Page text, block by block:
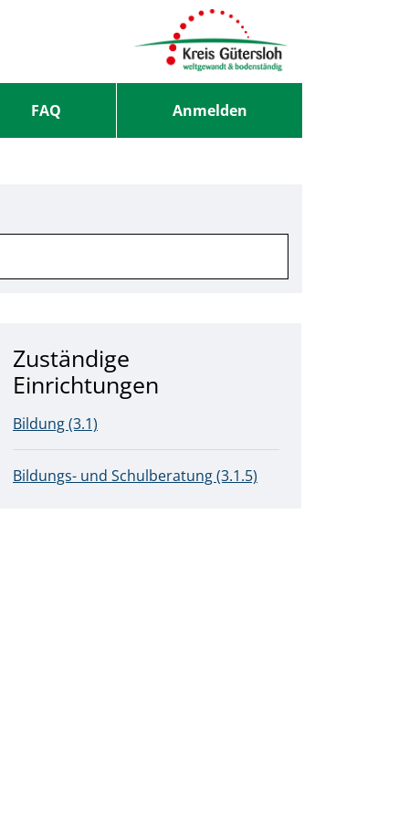
FAQ Anmelden
Zuständige
Einrichtungen
Bildung (3.1)
Bildungs- und Schulberatung (3.1.5)